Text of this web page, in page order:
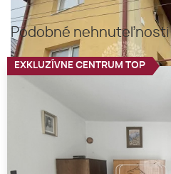
Podobné nehnuteľnosti
EXKLUZÍVNE CENTRUM TOP